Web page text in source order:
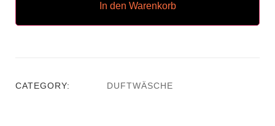
In den Warenkorb
CATEGORY: DUFTWÄSCHE